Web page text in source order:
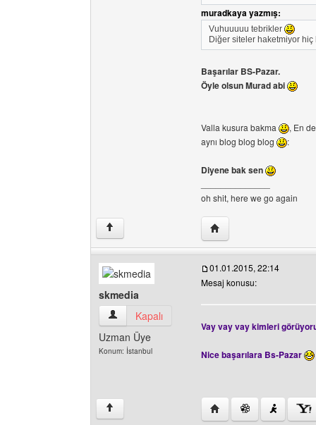
muradkaya yazmış:
Vuhuuuuu tebrikler
Diğer siteler haketmiyor
Başarılar BS-Pazar.
Öyle olsun Murad abi
Valla kusura bakma
, En
aynı blog blog blog
:
Diyene bak sen
oh shit, here we go again
↑ Yazarın web sitesini
skmedia
skmedia Kullanıcının profilini görüntüle
Kapalı
Uzman Üye
Konum: İstanbul
01.01.2015, 22:14
Mesaj konusu:
Vay vay vay kimleri
Nice başarılara Bs-Pazar
↑ Yazarın web sitesini